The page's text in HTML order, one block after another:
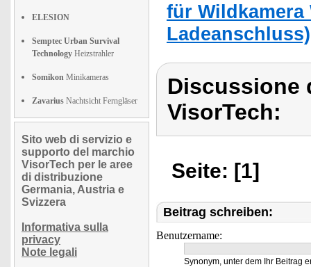
ELESION
Semptec Urban Survival
Technology Heizstrahler
Somikon Minikameras
Zavarius Nachtsicht Ferngläser
Sito web di servizio e
supporto del marchio
VisorTech per le aree
di distribuzione
Germania, Austria e
Svizzera
Informativa sulla
privacy
Note legali
für Wildkamera
Ladeanschluss)
Discussione
VisorTech:
Seite: [1]
Beitrag schreiben:
Benutzername:
Synonym, unter dem Ihr Beitrag